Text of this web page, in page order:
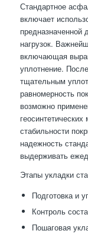
Стандартное
включает
предназначенной
нагрузок.
включающая
уплотнение.
тщательным
равномерность
возможно
стабильности
надежность
выдерживать
Этапы укладки
Подготовка и
Контроль
Пошаговая